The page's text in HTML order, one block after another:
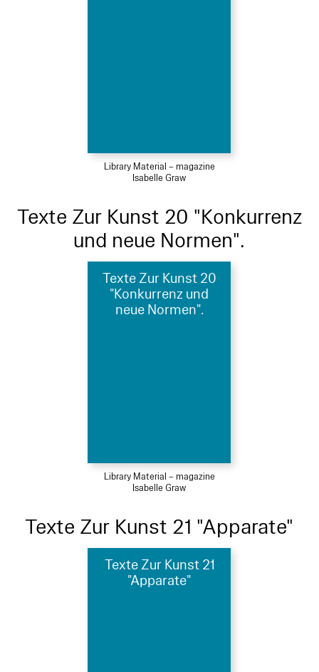
Library Material – magazine
Isabelle Graw
Texte Zur Kunst 20 "Konkurrenz
und neue Normen".
Texte Zur Kunst 20
"Konkurrenz und
neue Normen".
Library Material – magazine
Isabelle Graw
Texte Zur Kunst 21 "Apparate"
Texte Zur Kunst 21
"Apparate"